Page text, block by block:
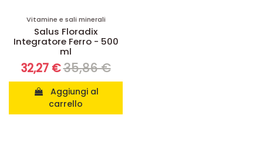
Vitamine e sali minerali
Salus Floradix
Integratore Ferro - 500
ml
32,27 €35,86 €
carrello